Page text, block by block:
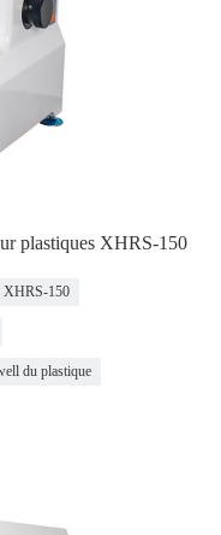
plastiques XHRS-150
XHRS-150
du plastique